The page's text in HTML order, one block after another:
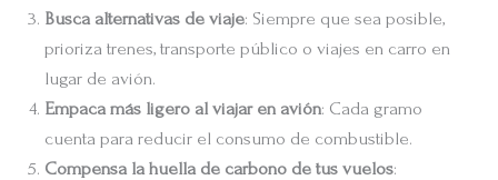
Busca alternativas de viaje: Siempre que sea posible,
prioriza trenes, transporte público o viajes en carro en
lugar de avión.
Empaca más ligero al viajar en avión: Cada gramo
cuenta para reducir el consumo de combustible.
Compensa la huella de carbono de tus vuelos: